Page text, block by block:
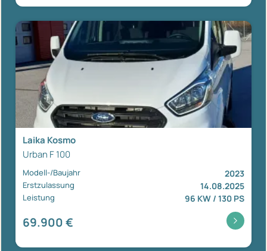
Laika Kosmo
Urban F 100
Modell-/Baujahr 2023
Erstzulassung 14.08.2025
Leistung 96 KW / 130 PS
69.900 €